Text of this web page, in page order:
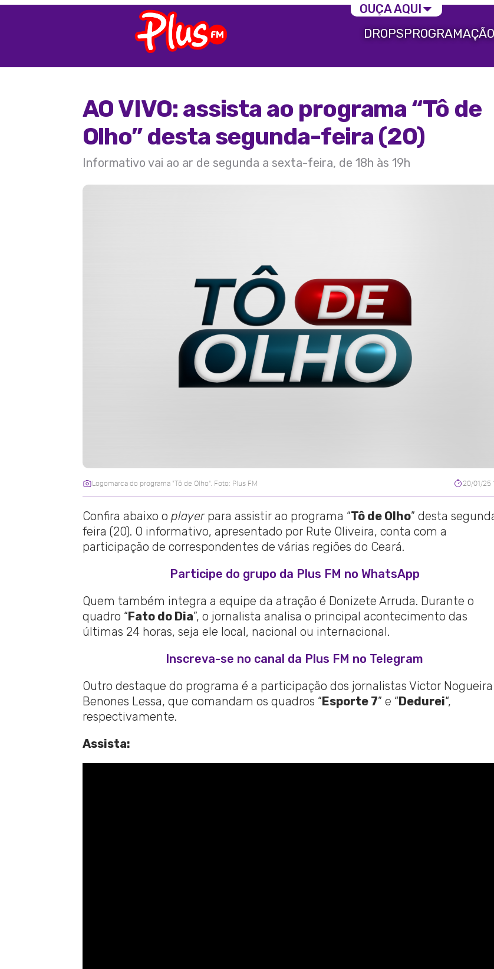
DROPSPROGRAMAÇÃO
AO VIVO: assista ao programa “Tô de
Olho” desta segunda-feira (20)
Informativo vai ao ar de segunda a sexta-feira, de 18h às 19h
Logomarca do programa "Tô de Olho". Foto: Plus FM 20/01/25
Confira abaixo o player para assistir ao programa “Tô de Olho” desta
feira (20). O informativo, apresentado por Rute Oliveira, conta com a
participação de correspondentes de várias regiões do Ceará.
Participe do grupo da Plus FM no WhatsApp
Quem também integra a equipe da atração é Donizete Arruda. Durante o
quadro “Fato do Dia”, o jornalista analisa o principal acontecimento das
últimas 24 horas, seja ele local, nacional ou internacional.
Inscreva-se no canal da Plus FM no Telegram
Outro destaque do programa é a participação dos jornalistas Victor
Benones Lessa, que comandam os quadros “Esporte 7” e “Dedurei“,
respectivamente.
Assista:
OUÇA AQUI